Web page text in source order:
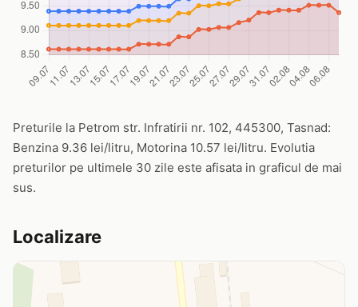
Preturile la Petrom str. Infratirii nr. 102, 445300, Tasnad:
Benzina 9.36 lei/litru, Motorina 10.57 lei/litru. Evolutia
preturilor pe ultimele 30 zile este afisata in graficul de mai
sus.
Localizare